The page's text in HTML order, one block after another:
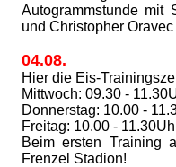
Autogrammstunde mit
und Christopher Oravec
04.08.
Hier die Eis-
Mittwoch: 09.30 -
Donnerstag: 10.00 -
Freitag: 10.00 -
Beim ersten Training
Frenzel Stadion!